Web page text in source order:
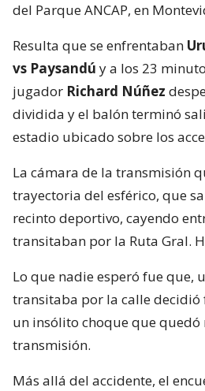
del Parque ANCAP, en
Resulta que se enfrentaban
vs Paysandú y a los 23
jugador Richard Núñez
dividida y el balón terminó
estadio ubicado sobre los
La cámara de la transmisión
trayectoria del esférico, que
recinto deportivo, cayendo
transitaban por la Ruta Gral.
Lo que nadie esperó fue que,
transitaba por la calle decidió
un insólito choque que
transmisión.
Más allá del accidente, el